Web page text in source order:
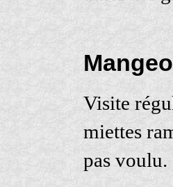
Visite
miettes
pas voulu.